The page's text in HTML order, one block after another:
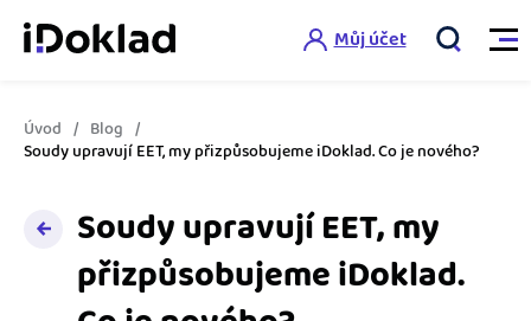
Vlastnosti
Online fakturace
Správa kontaktů
Ceník
Vzdělání
Můj účet
Úvod
Blog
Soudy upravují EET, my přizpůsobujeme iDoklad. Co je nového?
Soudy upravují EET, my
přizpůsobujeme iDoklad.